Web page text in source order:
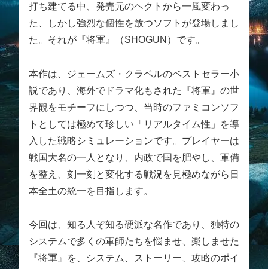
打ち建てる中、発売元のヘクトから一風変わっ
た、しかし強烈な個性を放つソフトが登場しまし
た。それが『将軍』（SHOGUN）です。
本作は、ジェームズ・クラベルのベストセラー小
説であり、海外でドラマ化もされた『将軍』の世
界観をモチーフにしつつ、当時のファミコンソフ
トとしては極めて珍しい「リアルタイム性」を導
入した戦略シミュレーションです。プレイヤーは
戦国大名の一人となり、内政で国を肥やし、軍備
を整え、刻一刻と変化する戦況を見極めながら日
本全土の統一を目指します。
今回は、知る人ぞ知る硬派な名作であり、独特の
システムで多くの軍師たちを悩ませ、楽しませた
『将軍』を、システム、ストーリー、攻略のポイ